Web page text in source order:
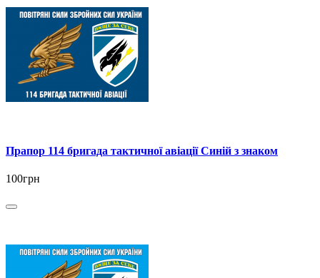
Прапор 114 бригада тактичної авіації Синій з знаком
100грн